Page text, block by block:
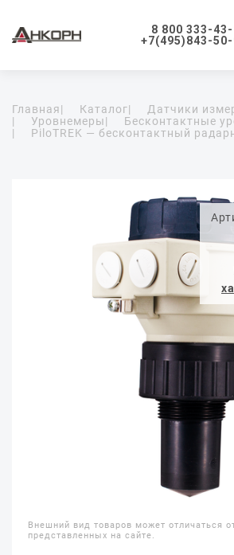
8 800 333-
+7(495)843-50-
Главная| Каталог|
Датчики
|
Уровнемеры|
Бесконтактные
|
PiloTREK — бесконтактный
Внешний вид товаров может отличаться
представленных на сайте.